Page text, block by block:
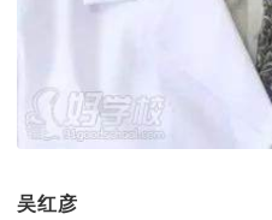
吴红彦